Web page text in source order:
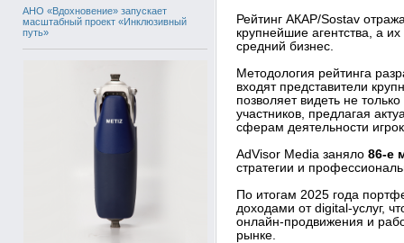
АНО «Вдохновение» запускает
масштабный проект «Инклюзивный
путь»
Рейтинг АКАР/Sostav
крупнейшие агентства, а
средний бизнес.
Методология рейтинга
входят представители
позволяет видеть не
участников, предлагая
сферам деятельности
AdVisor Media заняло 86‑е
стратегии и
По итогам 2025 года
доходами от digital-услуг,
онлайн-продвижения и
рынке.